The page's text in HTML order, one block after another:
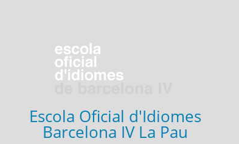
Escola Oficial d'Idiomes
Barcelona IV La Pau